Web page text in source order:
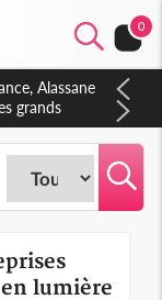
0
Alassane
grands
prospère
lumière